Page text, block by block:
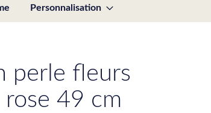
Personnalisation
perle fleurs
rose 49 cm